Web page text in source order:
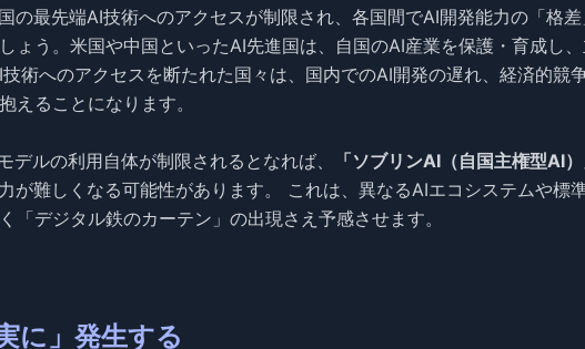
の最先端AI技術へのアクセスが制限され、各国間でAI開発能力の「格
ょう。米国や中国といったAI先進国は、自国のAI産業を保護・育成し
術へのアクセスを断たれた国々は、国内でのAI開発の遅れ、経済的競
えることになります。
ルの利用自体が制限されるとなれば、 「ソブリンAI（自国主権型AI）
が難しくなる可能性があります。 これは、異なるAIエコシステムや標
「デジタル鉄のカーテン」の出現さえ予感させます。
に」発生する